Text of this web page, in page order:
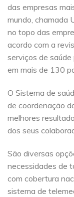
das empresas
mundo, chamada
no topo das
acordo com a
serviços de saúde
em mais de 130
O Sistema de
de coordenação
melhores
dos seus
São diversas
necessidades de
com cobertura
sistema de